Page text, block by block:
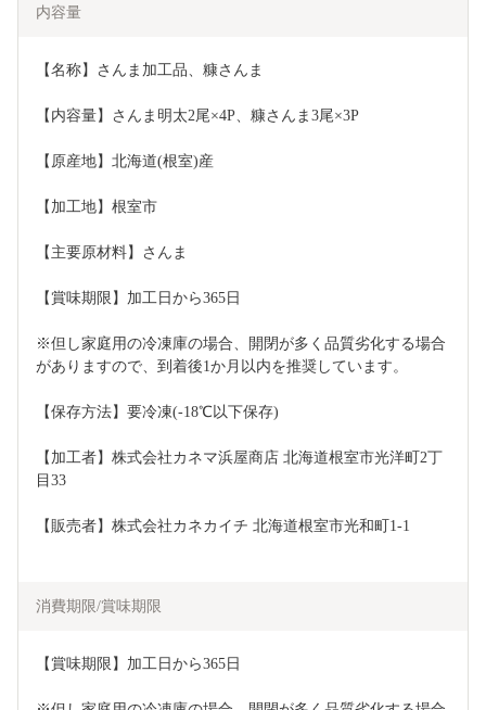
内容量
【名称】さんま加工品、糠さんま
【内容量】さんま明太2尾×4P、糠さんま3尾×3P
【原産地】北海道(根室)産
【加工地】根室市
【主要原材料】さんま
【賞味期限】加工日から365日
※但し家庭用の冷凍庫の場合、開閉が多く品質劣化する場合
がありますので、到着後1か月以内を推奨しています。
【保存方法】要冷凍(-18℃以下保存)
【加工者】株式会社カネマ浜屋商店 北海道根室市光洋町2丁
目33
【販売者】株式会社カネカイチ 北海道根室市光和町1-1
消費期限/賞味期限
【賞味期限】加工日から365日